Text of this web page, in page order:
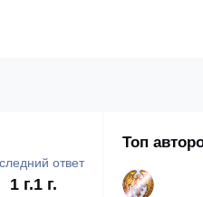
ответ
1 г.1 г.
Топ